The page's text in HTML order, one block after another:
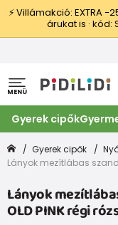
⚡ Villámakció: EXTRA
árukat is · kód:
MENÜ
Gyerek cipők
Gyerek cipők
Lányok mezítlábas
Lányok
OLD PINK régi